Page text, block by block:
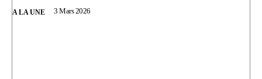
A LA UNE 3 Mars 2026